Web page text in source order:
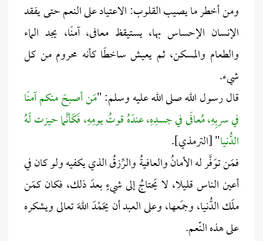
ومن أخطر ما يصيب القلوب: الاعتياد على النعم حتى يفقد
الإنسان الإحساس بها، يستيقظ معافى، آمنًا، يجد الماء
والطعام والمسكن، ثم يعيش ساخطًا كأنه محروم من كل
شيء.
قال رسول الله صلى الله عليه وسلم: "مَن أصبحَ منكم آمنًا
في سربِهِ، مُعافًى في جسدِهِ، عندَهُ قوتُ يومِهِ، فَكَأنَّما حيزت لَهُ
الدُّنيا" [الترمذي].
فمَن توَفَّر له الأمانُ والعافيةُ والرِّزقُ الذي يكفيه ولو كان في
أعين الناس قليلا، لا يَحتاجُ إلى شيءٍ بعدَ ذلك، فكان كمَن
ملَك الدُّنيا، وجمَعها، وعلى العبد أن يحَمْدَ اللهَ تعالى ويشكره
على هذه النّعم.